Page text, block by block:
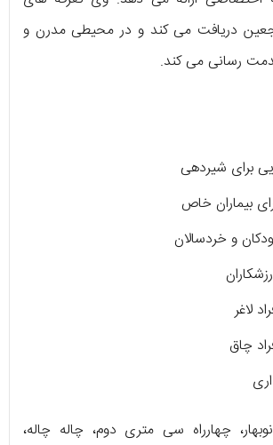
دریافت می کند و در محیطی مدرن و
رسانی می کند.
برای شیردهی
بیماران خاص
و خردسالان
لاغر
چاق
نوبهار، چهارراه سی متری دوم، چاله چاله،